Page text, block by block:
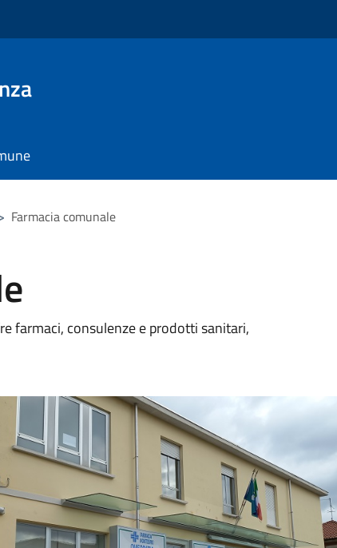
Farmacia comunale
farmaci, consulenze e prodotti sanitari,